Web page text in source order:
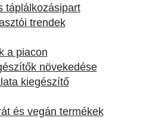
táplálkozásipart
trendek
a piacon
növekedése
kiegészítő
és vegán termékek